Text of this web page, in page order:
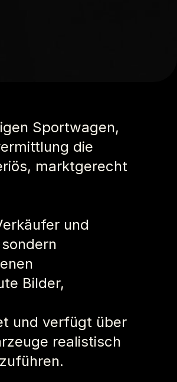
Sportwagen,
die
marktgerecht
und
Bilder,
und verfügt über
realistisch